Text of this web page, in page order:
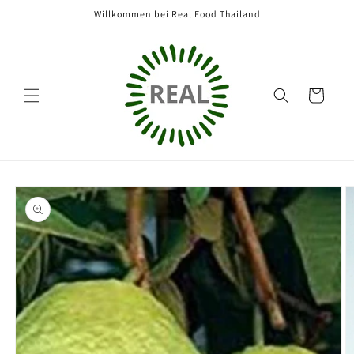
Willkommen bei Real Food Thailand
Warenkorb